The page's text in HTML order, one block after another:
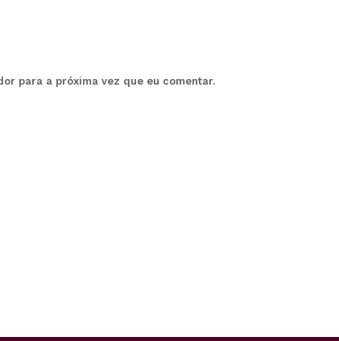
para a próxima vez que eu comentar.